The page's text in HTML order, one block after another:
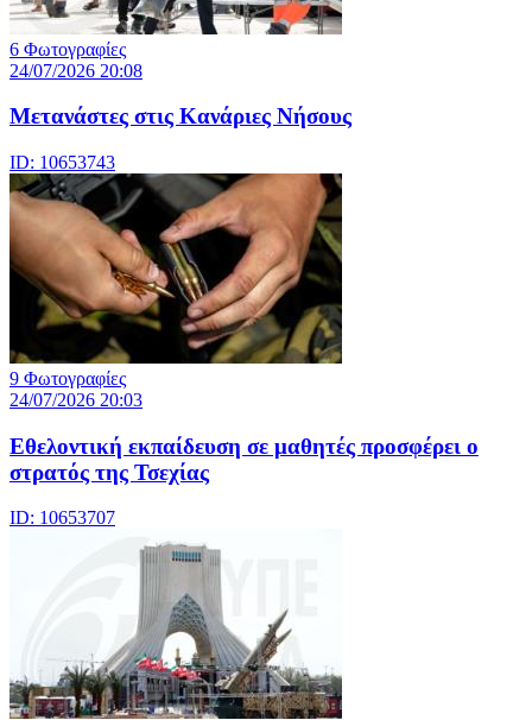
6 Φωτογραφίες
24/07/2026 20:08
Μετανάστες στις Κανάριες Νήσους
ID: 10653743
9 Φωτογραφίες
24/07/2026 20:03
Eθελοντική εκπαίδευση σε μαθητές προσφέρει ο
στρατός της Τσεχίας
ID: 10653707